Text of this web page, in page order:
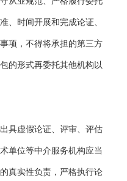
、时间开展和完成论证、
项，不得将承担的第三方
的形式再委托其他机构以
具虚假论证、评审、评估
单位等中介服务机构应当
真实性负责，严格执行论